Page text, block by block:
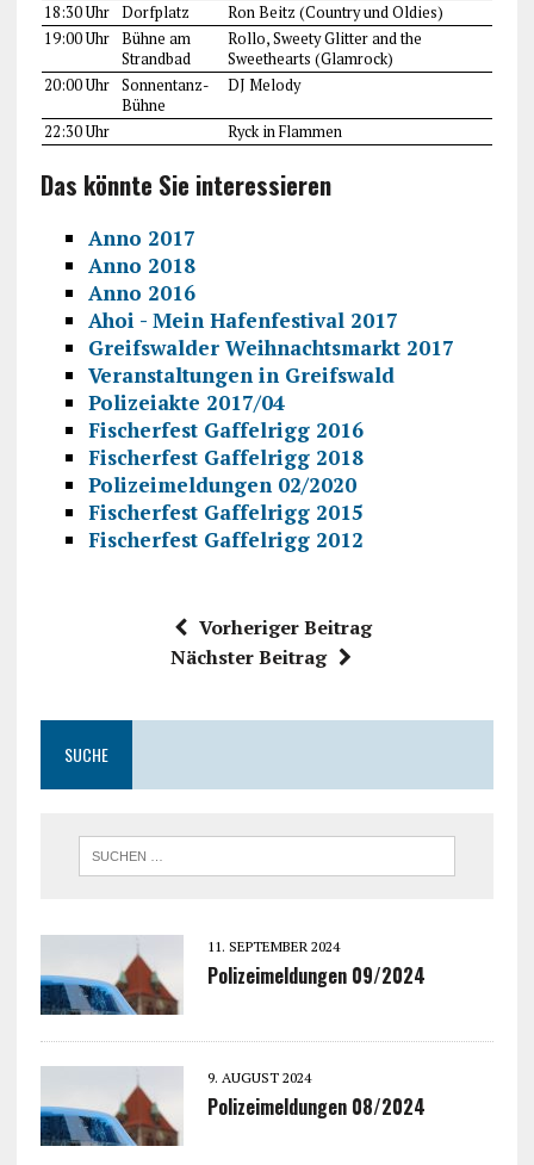
18:30 Uhr
Dorfplatz
Ron Beitz (Country und Oldies)
19:00 Uhr
Bühne am
Strandbad
Rollo, Sweety Glitter and the
Sweethearts (Glamrock)
20:00 Uhr
Sonnentanz-
Bühne
DJ Melody
22:30 Uhr Ryck in Flammen
Das könnte Sie interessieren
Anno 2017
Anno 2018
Anno 2016
Ahoi - Mein Hafenfestival 2017
Greifswalder Weihnachtsmarkt 2017
Veranstaltungen in Greifswald
Polizeiakte 2017/04
Fischerfest Gaffelrigg 2016
Fischerfest Gaffelrigg 2018
Polizeimeldungen 02/2020
Fischerfest Gaffelrigg 2015
Fischerfest Gaffelrigg 2012
Vorheriger Beitrag
Nächster Beitrag
SUCHE
11. SEPTEMBER 2024
Polizeimeldungen 09/2024
9. AUGUST 2024
Polizeimeldungen 08/2024